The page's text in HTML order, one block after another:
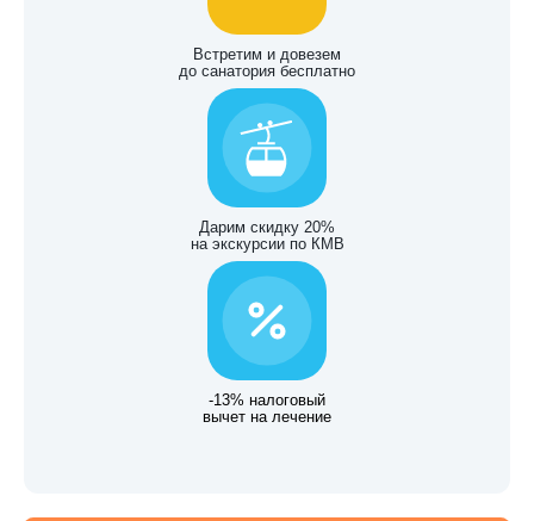
Встретим и довезем
до санатория бесплатно
Дарим скидку 20%
на экскурсии по КМВ
-13% налоговый
вычет на лечение